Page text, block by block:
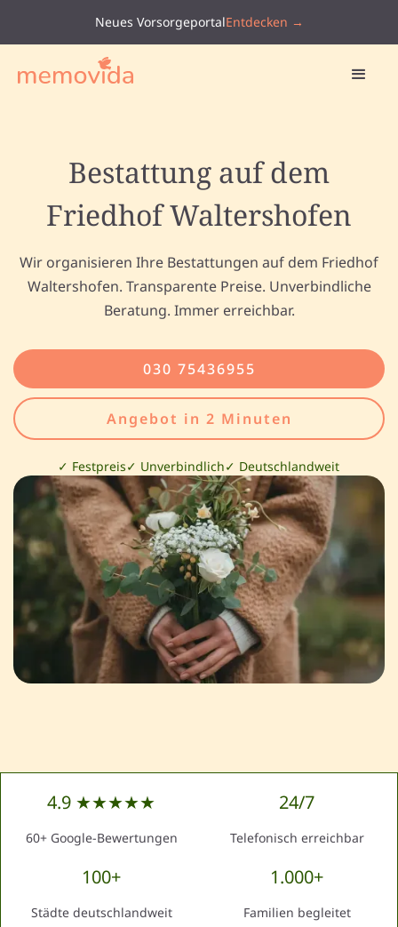
Neues VorsorgeportalEntdecken →
Bestattung auf dem
Friedhof Waltershofen
Wir organisieren Ihre Bestattungen auf dem Friedhof
Waltershofen. Transparente Preise. Unverbindliche
Beratung. Immer erreichbar.
030 75436955
Angebot in 2 Minuten
✓ Festpreis✓ Unverbindlich✓ Deutschlandweit
4.9 ★★★★★
60+ Google-Bewertungen
24/7
Telefonisch erreichbar
100+
Städte deutschlandweit
1.000+
Familien begleitet